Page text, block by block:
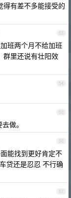
得有差不多能接受的
53
班两个月不给加班
群里还说有壮阳效
54
55
做。
56
能找到更好肯定不
贷还是忍忍 不行确
57